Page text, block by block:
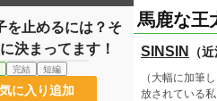
馬鹿な王
SINSIN （
（大幅に加筆
放されている
を止めるには？そ
決まってます！
完結 短編
に入り追加